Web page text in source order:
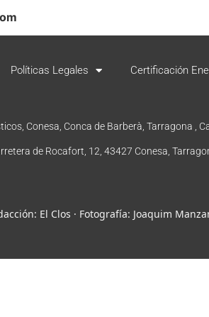
Políticas Legales Certificación
Conesa, Conca de Barberà, Tarragona ,
de Rocafort, 12, 43427 Conesa,
El Clos · Fotografía: Joaquim